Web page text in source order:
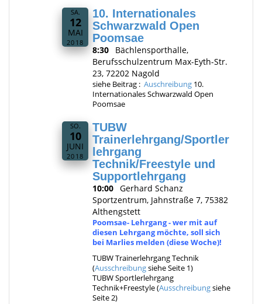
SA.
12
MAI
2018
10. Internationales
Schwarzwald Open
Poomsae
8:30
Bächlensporthalle,
Berufsschulzentrum Max-Eyth-Str.
23, 72202 Nagold
siehe Beitrag : Auschreibung 10.
Internationales Schwarzwald Open
Poomsae
SO.
10
JUNI
2018
TUBW
Trainerlehrgang/Sportler
lehrgang
Technik/Freestyle und
Supportlehrgang
10:00 Gerhard Schanz
Sportzentrum, Jahnstraße 7, 75382
Althengstett
Poomsae- Lehrgang - wer mit auf
diesen Lehrgang möchte, soll sich
bei Marlies melden (diese Woche)!
TUBW Trainerlehrgang Technik
(Ausschreibungsiehe Seite 1)
TUBW Sportlerlehrgang
Technik+Freestyle (Ausschreibungsiehe
Seite 2)